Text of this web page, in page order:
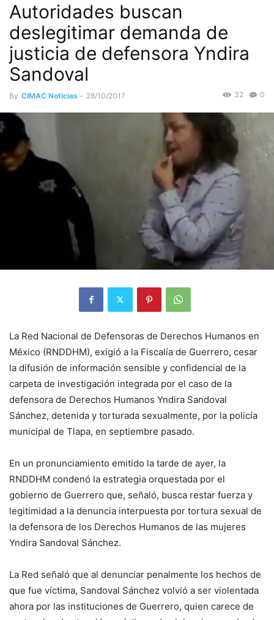
Autoridades buscan
deslegitimar demanda de
justicia de defensora Yndira
Sandoval
By CIMAC Noticias - 28/10/2017 0
32
La Red Nacional de Defensoras de Derechos Humanos en
México (RNDDHM), exigió a la Fiscalía de Guerrero, cesar
la difusión de información sensible y confidencial de la
carpeta de investigación integrada por el caso de la
defensora de Derechos Humanos Yndira Sandoval
Sánchez, detenida y torturada sexualmente, por la policía
municipal de Tlapa, en septiembre pasado.
En un pronunciamiento emitido la tarde de ayer, la
RNDDHM condenó la estrategia orquestada por el
gobierno de Guerrero que, señaló, busca restar fuerza y
legitimidad a la denuncia interpuesta por tortura sexual de
la defensora de los Derechos Humanos de las mujeres
Yndira Sandoval Sánchez.
La Red señaló que al denunciar penalmente los hechos de
que fue víctima, Sandoval Sánchez volvió a ser violentada
ahora por las instituciones de Guerrero, quien carece de